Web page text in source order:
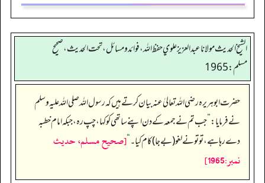
الشيخ الحديث مولانا عبدالعزيز علوي حفظ الله، فوائد و مسائل، تحت الحديث ، صحيح
مسلم: 1965
حضرت ابوہریرہ رضی اللہ تعالیٰ عنہ بیان کرتے ہیں کہ رسول اللہ صلی اللہ علیہ وسلم
نے فرمایا:”جب تم نے جمعہ کے دن اپنے ساتھی کو کہا، چپ رہ، جبکہ امام خطبہ
دے رہا ہے، تو تو نے لغو (بے جا) کام کیا۔“[صحيح مسلم، حديث
نمبر:1965]